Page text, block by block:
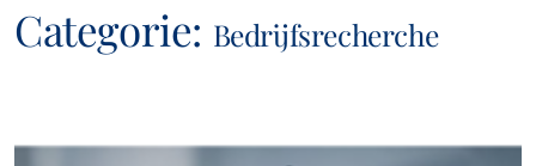
Categorie: Bedrijfsrecherche